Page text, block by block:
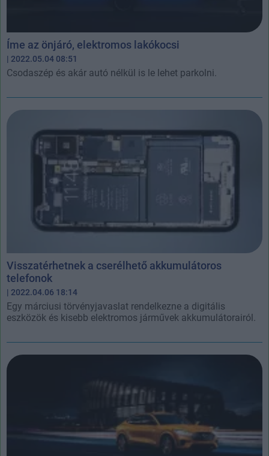
Íme az önjáró, elektromos lakókocsi
| 2022.05.04 08:51
Csodaszép és akár autó nélkül is le lehet parkolni.
Visszatérhetnek a cserélhető akkumulátoros
telefonok
| 2022.04.06 18:14
Egy márciusi törvényjavaslat rendelkezne a digitális
eszközök és kisebb elektromos járművek akkumulátorairól.